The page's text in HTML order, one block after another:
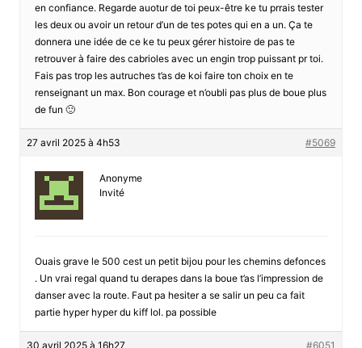
en confiance. Regarde auotur de toi peux-être ke tu prrais tester
les deux ou avoir un retour d’un de tes potes qui en a un. Ça te
donnera une idée de ce ke tu peux gérer histoire de pas te
retrouver à faire des cabrioles avec un engin trop puissant pr toi.
Fais pas trop les autruches t’as de koi faire ton choix en te
renseignant un max. Bon courage et n’oubli pas plus de boue plus
de fun 🙂
27 avril 2025 à 4h53 #5069
Anonyme
Invité
Ouais grave le 500 cest un petit bijou pour les chemins defonces
. Un vrai regal quand tu derapes dans la boue t’as l’impression de
danser avec la route. Faut pa hesiter a se salir un peu ca fait
partie hyper hyper du kiff lol. pa possible
30 avril 2025 à 16h27 #6051